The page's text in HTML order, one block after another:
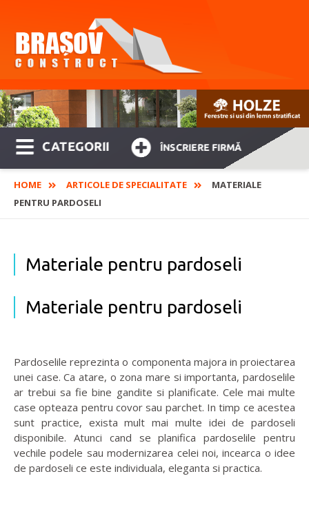
CATEGORII ÎNSCRIERE FIRMĂ
HOME ARTICOLE DE SPECIALITATE
MATERIALE
PENTRU PARDOSELI
Materiale pentru pardoseli
Materiale pentru pardoseli
Pardoselile reprezinta o componenta majora in proiectarea
unei case. Ca atare, o zona mare si importanta, pardoselile
ar trebui sa fie bine gandite si planificate. Cele mai multe
case opteaza pentru covor sau parchet. In timp ce acestea
sunt practice, exista mult mai multe idei de pardoseli
disponibile. Atunci cand se planifica pardoselile pentru
vechile podele sau modernizarea celei noi, incearca o idee
de pardoseli ce este individuala, eleganta si practica.